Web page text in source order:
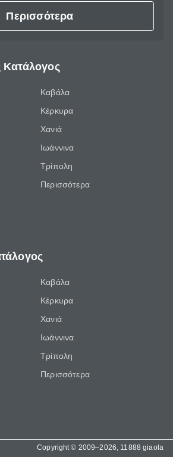
Περισσότερα
Κατάλογος
Καβάλα
Κέρκυρα
Χανιά
Ιωάννινα
Τρίπολη
Περισσότερα
Καβάλα
Κέρκυρα
Χανιά
Ιωάννινα
Τρίπολη
Περισσότερα
Copyright © 2009–2026, 11888 giaola